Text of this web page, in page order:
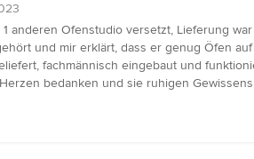
anderen Ofenstudio versetzt, Lieferung
und mir erklärt, dass er genug Öfen
fachmännisch eingebaut und
bedanken und sie ruhigen